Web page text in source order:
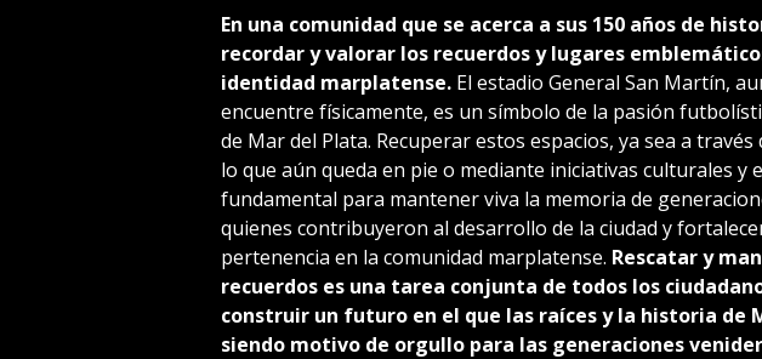
En una comunidad que se acerca a sus 150 años de
recordar y valorar los recuerdos y lugares
identidad marplatense.El estadio General San Martín,
encuentre físicamente, es un símbolo de la pasión
de Mar del Plata. Recuperar estos espacios, ya sea a
lo que aún queda en pie o mediante iniciativas culturales y
fundamental para mantener viva la memoria de
quienes contribuyeron al desarrollo de la ciudad y
pertenencia en la comunidad marplatense. Rescatar y
recuerdos es una tarea conjunta de todos los
construir un futuro en el que las raíces y la historia de
siendo motivo de orgullo para las generaciones